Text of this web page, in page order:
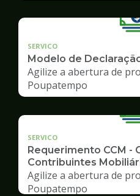
SERVICO
Modelo de
Agilize a abertura de
Poupatempo
SERVICO
Requerimento CCM -
Contribuintes
Agilize a abertura de
Poupatempo